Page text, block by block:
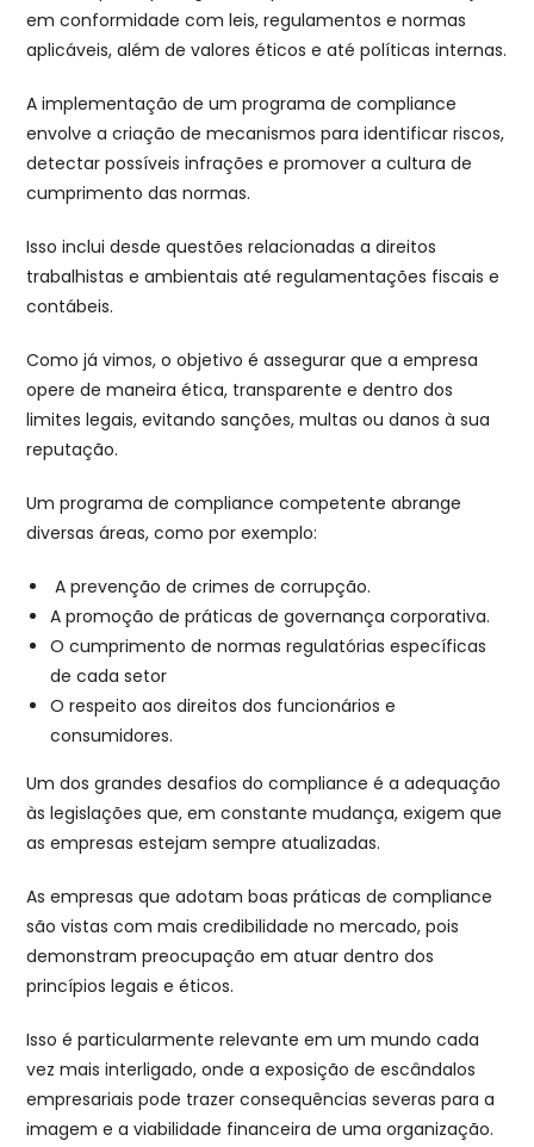
em conformidade com leis, regulamentos e normas
aplicáveis, além de valores éticos e até políticas internas.
A implementação de um programa de compliance
envolve a criação de mecanismos para identificar riscos,
detectar possíveis infrações e promover a cultura de
cumprimento das normas.
Isso inclui desde questões relacionadas a direitos
trabalhistas e ambientais até regulamentações fiscais e
contábeis.
Como já vimos, o objetivo é assegurar que a empresa
opere de maneira ética, transparente e dentro dos
limites legais, evitando sanções, multas ou danos à sua
reputação.
Um programa de compliance competente abrange
diversas áreas, como por exemplo:
A prevenção de crimes de corrupção.
A promoção de práticas de governança corporativa.
O cumprimento de normas regulatórias específicas
de cada setor
O respeito aos direitos dos funcionários e
consumidores.
Um dos grandes desafios do compliance é a adequação
às legislações que, em constante mudança, exigem que
as empresas estejam sempre atualizadas.
As empresas que adotam boas práticas de compliance
são vistas com mais credibilidade no mercado, pois
demonstram preocupação em atuar dentro dos
princípios legais e éticos.
Isso é particularmente relevante em um mundo cada
vez mais interligado, onde a exposição de escândalos
empresariais pode trazer consequências severas para a
imagem e a viabilidade financeira de uma organização.